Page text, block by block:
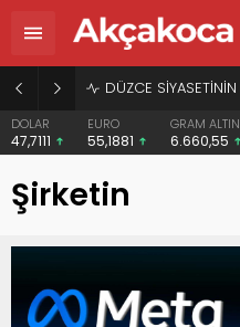
DOLAR
47,7111
EURO
55,1881
GRAM ALTIN
6.660,55
Şirketin